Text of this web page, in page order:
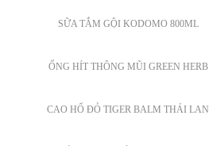
SỮA TẮM GỘI KODOMO 800ML
ỐNG HÍT THÔNG MŨI GREEN HERB
CAO HỔ ĐỎ TIGER BALM THÁI LAN